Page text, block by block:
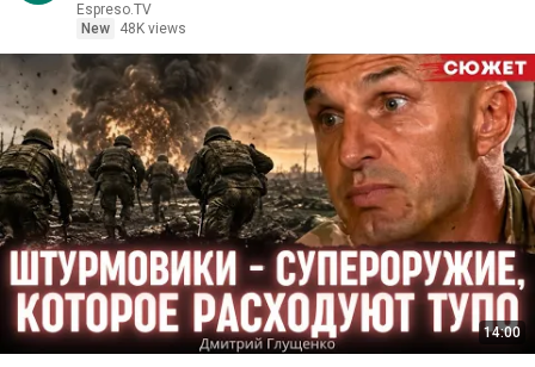
Espreso.TV
New
48K views
14:00